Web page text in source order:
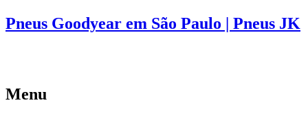
Pneus Goodyear em São Paulo | Pneus JK
Menu